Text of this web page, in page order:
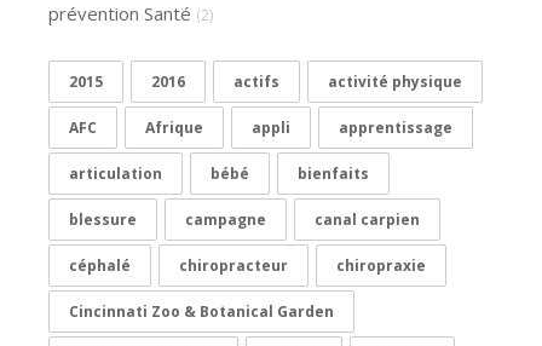
prévention Santé (2)
2015 2016 actifs activité physique
AFC Afrique appli apprentissage
articulation bébé bienfaits
blessure campagne canal carpien
céphalé chiropracteur chiropraxie
Cincinnati Zoo & Botanical Garden